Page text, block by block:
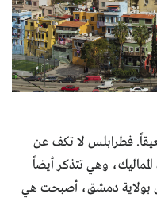
فطرابلس لا تكف عن
وهي تتذكر أيضاً
بولاية دمشق، أصبحت هي